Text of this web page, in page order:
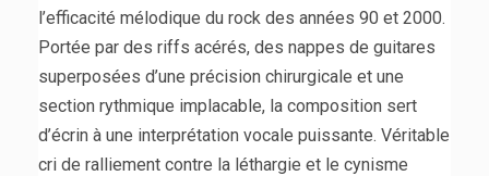
l’efficacité mélodique du rock des années 90 et 2000.
Portée par des riffs acérés, des nappes de guitares
superposées d’une précision chirurgicale et une
section rythmique implacable, la composition sert
d’écrin à une interprétation vocale puissante. Véritable
cri de ralliement contre la léthargie et le cynisme